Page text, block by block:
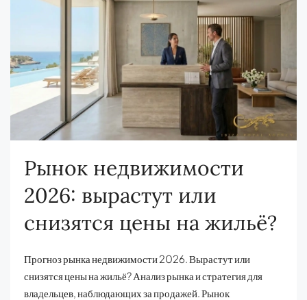
Рынок недвижимости
2026: вырастут или
снизятся цены на жильё?
Прогноз рынка недвижимости 2026. Вырастут или
снизятся цены на жильё? Анализ рынка и стратегия для
владельцев, наблюдающих за продажей. Рынок